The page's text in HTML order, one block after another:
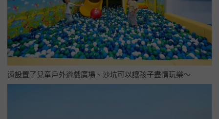
還設置了兒童戶外遊戲廣場、沙坑可以讓孩子盡情玩樂～